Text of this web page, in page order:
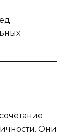
Они